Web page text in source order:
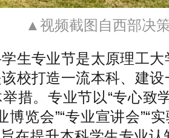
▲视频截图自西部决
生专业节是太原理工
校打造一流本科、建
措。专业节以“专心致
博览会”“专业宣讲会”“